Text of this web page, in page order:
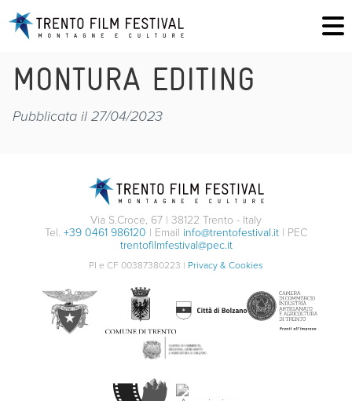
MONTURA EDITING
Pubblicata il 27/04/2023
Via S.Croce, 67 | 38122 Trento - Italy
Tel. +39 0461 986120 | Email info@trentofestival.it | PEC
trentofilmfestival@pec.it
PI e CF 00387380223 | Privacy & Cookies